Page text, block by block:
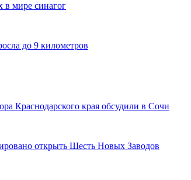
мире синагог
до 9 километров
Краснодарского края обсудили в Сочи
открыть Шесть Новых Заводов